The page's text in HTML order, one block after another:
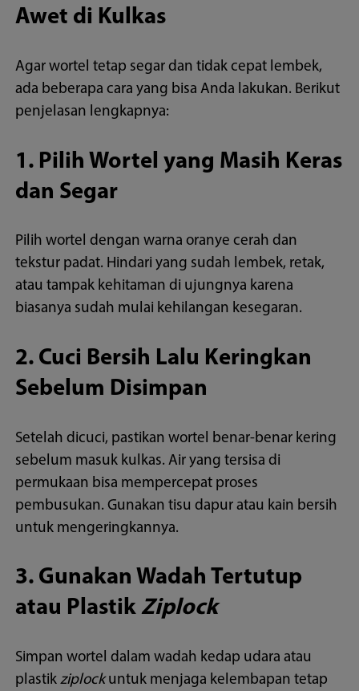
Awet di Kulkas
Agar wortel tetap segar dan tidak cepat lembek,
ada beberapa cara yang bisa Anda lakukan. Berikut
penjelasan lengkapnya:
1. Pilih Wortel yang Masih Keras
dan Segar
Pilih wortel dengan warna oranye cerah dan
tekstur padat. Hindari yang sudah lembek, retak,
atau tampak kehitaman di ujungnya karena
biasanya sudah mulai kehilangan kesegaran.
2. Cuci Bersih Lalu Keringkan
Sebelum Disimpan
Setelah dicuci, pastikan wortel benar-benar kering
sebelum masuk kulkas. Air yang tersisa di
permukaan bisa mempercepat proses
pembusukan. Gunakan tisu dapur atau kain bersih
untuk mengeringkannya.
3. Gunakan Wadah Tertutup
atau PlastikZiplock
Simpan wortel dalam wadah kedap udara atau
plastikziplockuntuk menjaga kelembapan tetap